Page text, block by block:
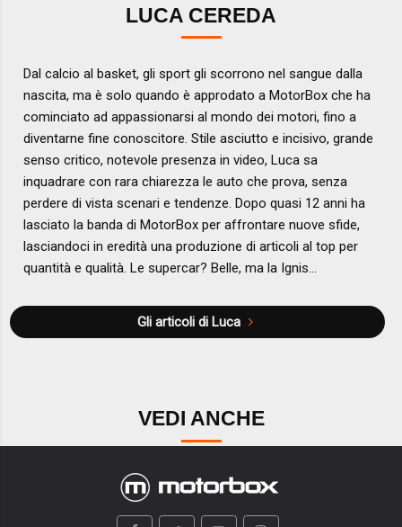
LUCA CEREDA
Dal calcio al basket, gli sport gli scorrono nel sangue dalla
nascita, ma è solo quando è approdato a MotorBox che ha
cominciato ad appassionarsi al mondo dei motori, fino a
diventarne fine conoscitore. Stile asciutto e incisivo, grande
senso critico, notevole presenza in video, Luca sa
inquadrare con rara chiarezza le auto che prova, senza
perdere di vista scenari e tendenze. Dopo quasi 12 anni ha
lasciato la banda di MotorBox per affrontare nuove sfide,
lasciandoci in eredità una produzione di articoli al top per
quantità e qualità. Le supercar? Belle, ma la Ignis...
Gli articoli di Luca
VEDI ANCHE